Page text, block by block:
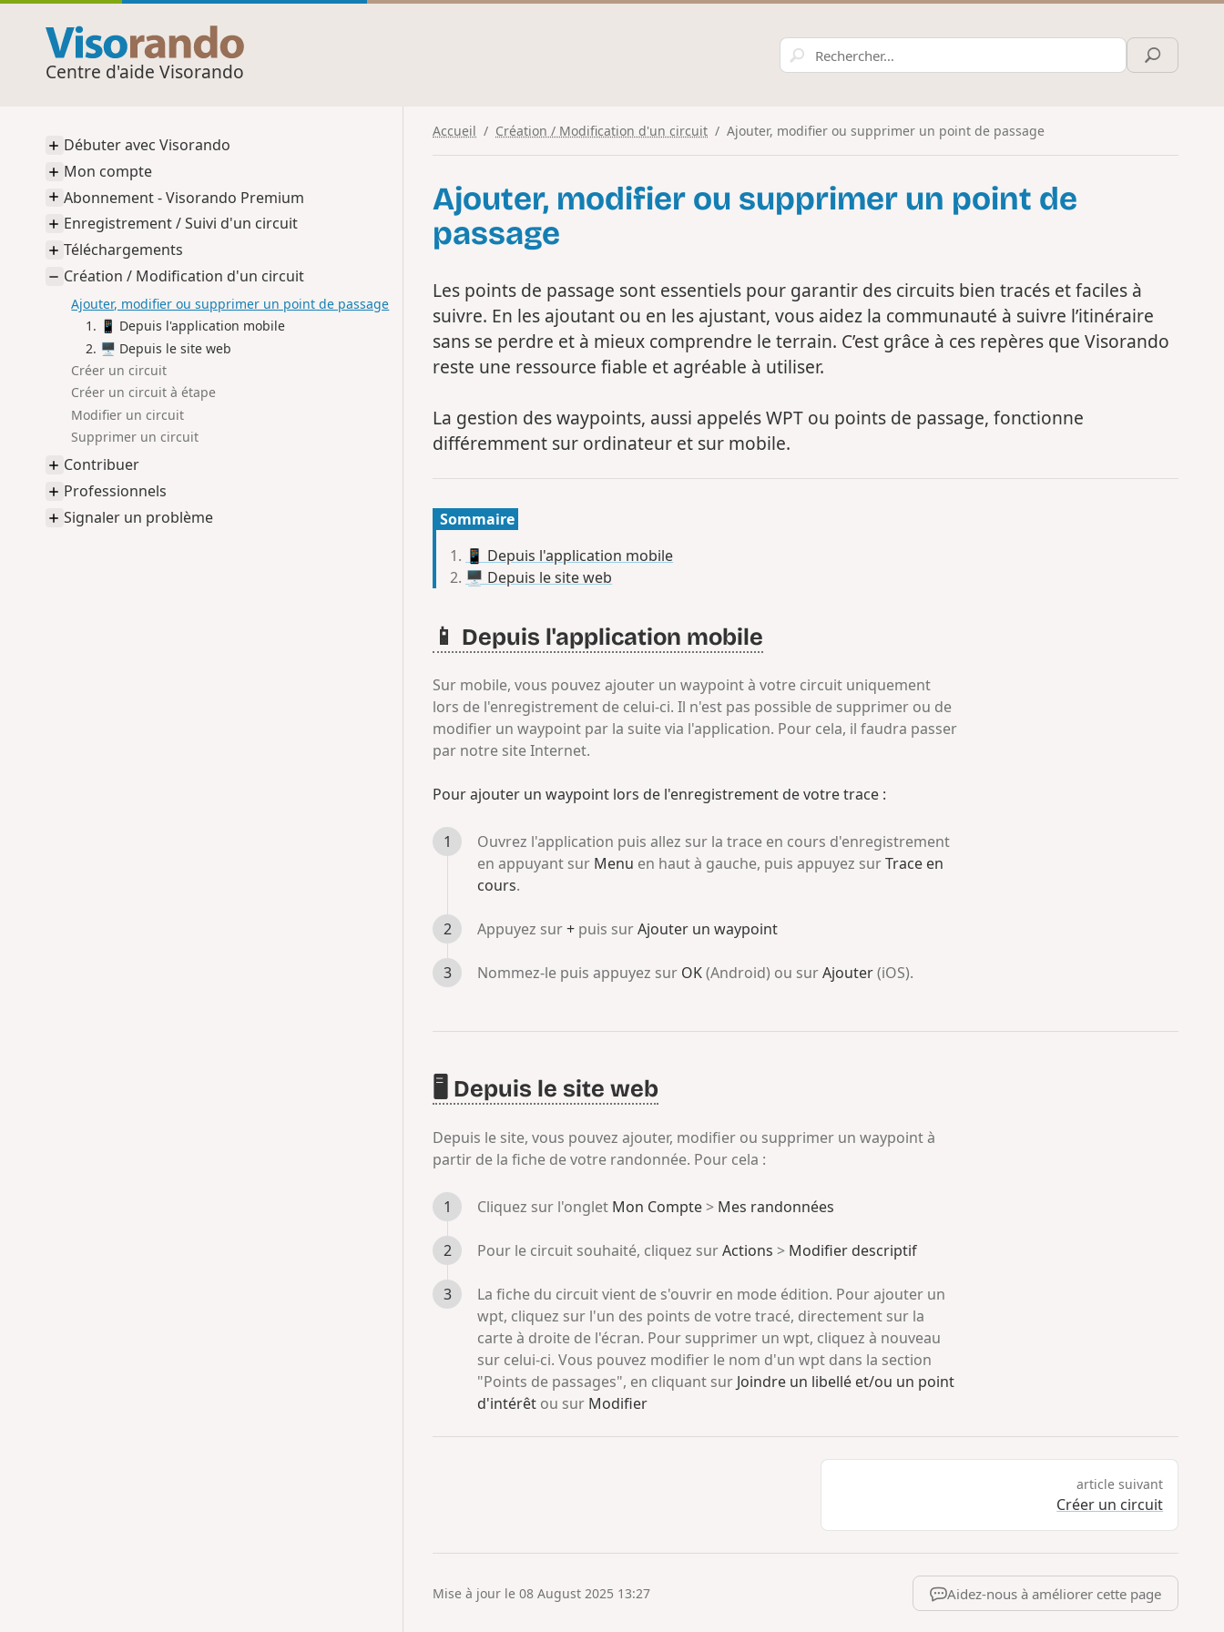
Centre d'aide Visorando
Débuter avec Visorando
Mon compte
Abonnement - Visorando Premium
Enregistrement / Suivi d'un circuit
Téléchargements
Création / Modification d'un circuit
Ajouter, modifier ou supprimer un point de passage
📱 Depuis l'application mobile
🖥️ Depuis le site web
Créer un circuit
Créer un circuit à étape
Modifier un circuit
Supprimer un circuit
Contribuer
Professionnels
Signaler un problème
Accueil Création / Modification d'un circuit Ajouter, modifier ou supprimer un point de passage
Ajouter, modifier ou supprimer un point de
passage
Les points de passage sont essentiels pour garantir des circuits bien tracés et faciles à
suivre. En les ajoutant ou en les ajustant, vous aidez la communauté à suivre l’itinéraire
sans se perdre et à mieux comprendre le terrain. C’est grâce à ces repères que Visorando
reste une ressource fiable et agréable à utiliser.
La gestion des waypoints, aussi appelés WPT ou points de passage, fonctionne
différemment sur ordinateur et sur mobile.
Sommaire
📱 Depuis l'application mobile
🖥️ Depuis le site web
📱 Depuis l'application mobile
Sur mobile, vous pouvez ajouter un waypoint à votre circuit uniquement
lors de l'enregistrement de celui-ci. Il n'est pas possible de supprimer ou de
modifier un waypoint par la suite via l'application. Pour cela, il faudra passer
par notre site Internet.
Pour ajouter un waypoint lors de l'enregistrement de votre trace :
Ouvrez l'application puis allez sur la trace en cours d'enregistrement
en appuyant sur Menu en haut à gauche, puis appuyez surTrace en
cours.
Appuyez sur+ puis surAjouter un waypoint
Nommez-le puis appuyez sur OK(Android) ou surAjouter(iOS).
🖥️ Depuis le site web
Depuis le site, vous pouvez ajouter, modifier ou supprimer un waypoint à
partir de la fiche de votre randonnée. Pour cela :
Cliquez sur l'onglet Mon Compte> Mes randonnées
Pour le circuit souhaité, cliquez surActions > Modifier descriptif
La fiche du circuit vient de s'ouvrir en mode édition. Pour ajouter un
wpt, cliquez sur l'un des points de votre tracé, directement sur la
carte à droite de l'écran. Pour supprimer un wpt, cliquez à nouveau
sur celui-ci. Vous pouvez modifier le nom d'un wpt dans la section
"Points de passages", en cliquant sur Joindre un libellé et/ou un point
d'intérêt ou sur Modifier
article suivant
Créer un circuit
Mise à jour le 08 August 2025 13:27 Aidez-nous à améliorer cette page